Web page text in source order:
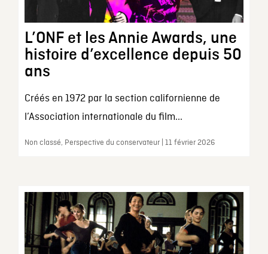
L’ONF et les Annie Awards, une
histoire d’excellence depuis 50
ans
Créés en 1972 par la section californienne de
l’Association internationale du film...
Non classé, Perspective du conservateur | 11 février 2026